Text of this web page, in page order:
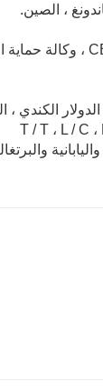
، الصين.
الكندي ،